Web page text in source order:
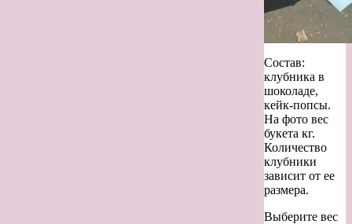
Состав:
клубника в
шоколаде,
кейк-попсы.
На фото вес
букета кг.
Количество
клубники
зависит от ее
размера.
Выберите вес